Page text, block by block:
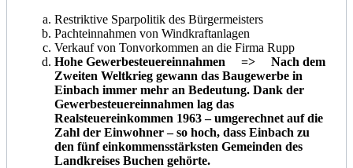
Restriktive Sparpolitik des Bürgermeisters
Pachteinnahmen von Windkraftanlagen
Verkauf von Tonvorkommen an die Firma Rupp
Hohe Gewerbesteuereinnahmen => Nach dem
Zweiten Weltkrieg gewann das Baugewerbe in
Einbach immer mehr an Bedeutung. Dank der
Gewerbesteuereinnahmen lag das
Realsteuereinkommen 1963 – umgerechnet auf die
Zahl der Einwohner – so hoch, dass Einbach zu
den fünf einkommensstärksten Gemeinden des
Landkreises Buchen gehörte.